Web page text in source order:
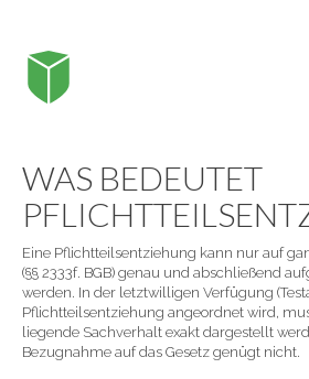
WAS BEDEUTET
Eine Pflichtteilsentziehung kann nur auf
(§§ 2333f. BGB) genau und abschließend
werden. In der letztwilligen Verfügung
Pflichtteilsentziehung angeordnet wird,
liegende Sachverhalt exakt dargestellt
Bezugnahme auf das Gesetz genügt nicht.